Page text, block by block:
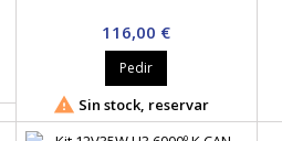
Precio
116,00 €
Pedir
 Sin stock, reservar